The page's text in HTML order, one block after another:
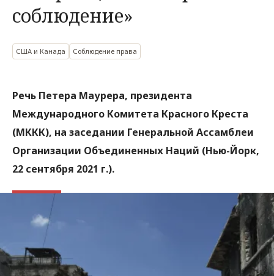
соблюдение»
США и Канада Соблюдение права
Речь Петера Маурера, президента
Международного Комитета Красного Креста
(МККК), на заседании Генеральной Ассамблеи
Организации Объединенных Наций (Нью-Йорк,
22 сентября 2021 г.).